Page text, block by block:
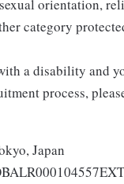
orientation,
category
a disability and
process,
Japan